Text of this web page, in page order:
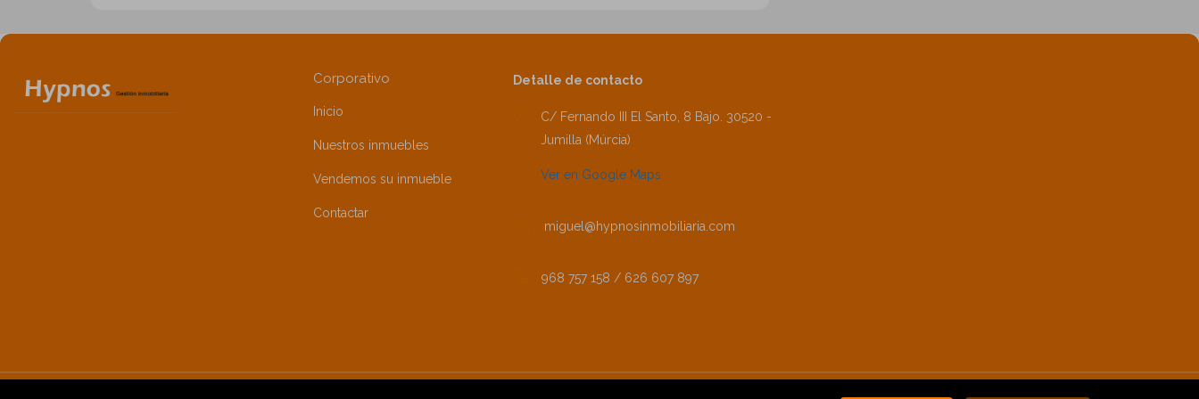
Corporativo
Inicio
Nuestros inmuebles
Vendemos su inmueble
Contactar
Detalle de contacto
C/ Fernando III El Santo, 8 Bajo. 30520 -
Jumilla (Múrcia)
Ver en Google Maps
miguel@hypnosinmobiliaria.com
968 757 158 / 626 607 897